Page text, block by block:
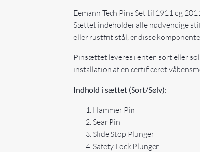
Eemann Tech Pins Set til 1911 og
Sættet indeholder alle nødvendige
eller rustfrit stål, er disse
Pinsættet leveres i enten sort eller
installation af en certificeret
Indhold i sættet (Sort/Sølv):
Hammer Pin
Sear Pin
Slide Stop Plunger
Safety Lock Plunger